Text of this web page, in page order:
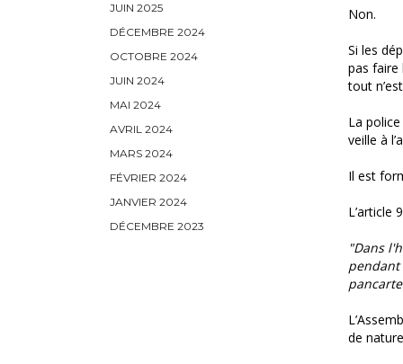
JUIN 2025
DÉCEMBRE 2024
OCTOBRE 2024
JUIN 2024
MAI 2024
AVRIL 2024
MARS 2024
FÉVRIER 2024
JANVIER 2024
DÉCEMBRE 2023
Non.
Si les
pas faire
tout
La
veille à
Il est
L’article
"Dans
pendant
de